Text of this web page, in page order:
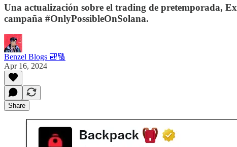
Una actualización sobre el trading de pretemporada,
campaña #OnlyPossibleOnSolana.
Benzel Blogs 🎒🔠
Apr 16, 2024
Share